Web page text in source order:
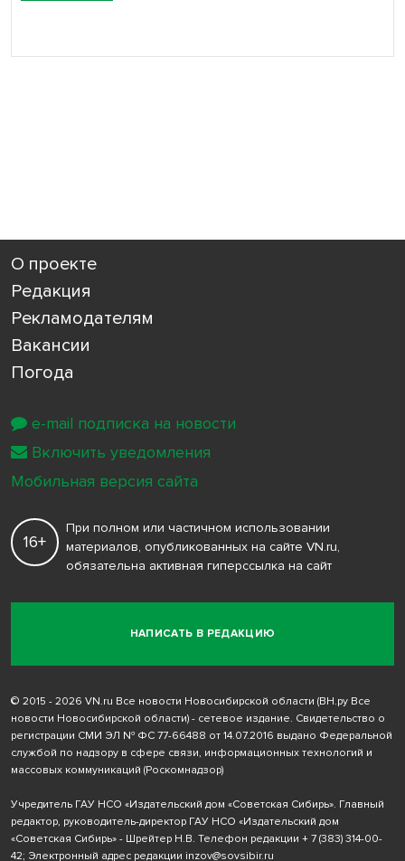
О проекте
Редакция
Рекламодателям
Вакансии
Погода
НАПИСАТЬ В РЕДАКЦИЮ
16+
При полном или частичном использовании
материалов, опубликованных на сайте VN.ru,
обязательна активная гиперссылка на сайт
© 2015 - 2026 VN.ru Все новости Новосибирской области (ВН.ру Все
новости Новосибирской области) - сетевое издание. Свидетельство о
регистрации СМИ ЭЛ № ФС 77-66488 от 14.07.2016 выдано Федеральной
службой по надзору в сфере связи, информационных технологий и
массовых коммуникаций (Роскомнадзор)
Учредитель ГАУ НСО «Издательский дом «Советская Сибирь». Главный
редактор, руководитель-директор ГАУ НСО «Издательский дом
«Советская Сибирь» - Шрейтер Н.В. Телефон редакции + 7 (383) 314-00-
42; Электронный адрес редакции inzov@sovsibir.ru
e-mail подписка на новости
Включить уведомления
Мобильная версия сайта